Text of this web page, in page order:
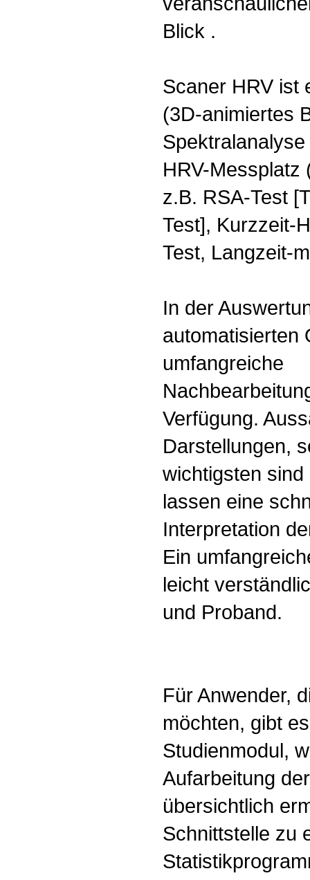
Blick .
Scaner HRV ist
(3D-animiertes
HRV-Messplatz
z.B. RSA-Test
Test], Kurzzeit-
Test, Langzeit-
In der
automatisierten
umfangreiche
Verfügung.
Darstellungen,
wichtigsten
lassen eine
Interpretation
Ein
leicht
und Proband.
Für Anwender,
möchten, gibt
Studienmodul,
Aufarbeitung
übersichtlich
Schnittstelle zu